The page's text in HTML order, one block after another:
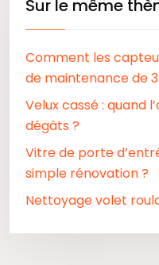
Sur le même
Comment les
de maintenance de
Velux cassé : quand
dégâts ?
Vitre de porte
simple rénovation ?
Nettoyage volet